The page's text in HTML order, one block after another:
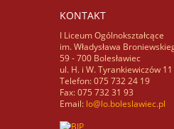
KONTAKT
I Liceum Ogólnokształcące
im. Władysława
59 - 700 Bolesławiec
ul. H. i W. Tyrankiewiczów 11
Telefon: 075 732 24 19
Fax: 075 732 31 93
Email: lo@lo.boleslawiec.pl